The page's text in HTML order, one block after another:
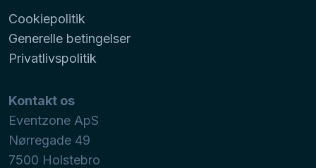
Cookiepolitik
Generelle betingelser
Privatlivspolitik
Kontakt os
Eventzone ApS
Nørregade 49
7500 Holstebro